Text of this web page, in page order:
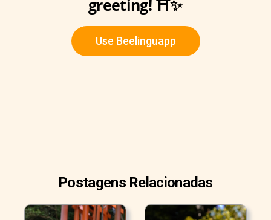
greeting! ⛩️✨
Use Beelinguapp
Postagens Relacionadas